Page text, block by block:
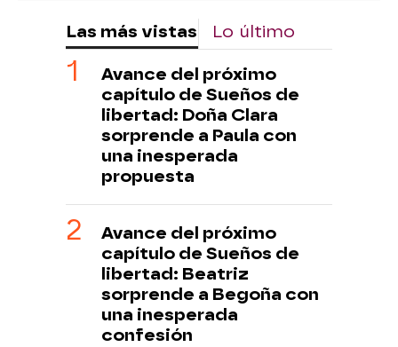
Las más vistas Lo último
Avance del próximo
capítulo de Sueños de
libertad: Doña Clara
sorprende a Paula con
una inesperada
propuesta
Avance del próximo
capítulo de Sueños de
libertad: Beatriz
sorprende a Begoña con
una inesperada
confesión